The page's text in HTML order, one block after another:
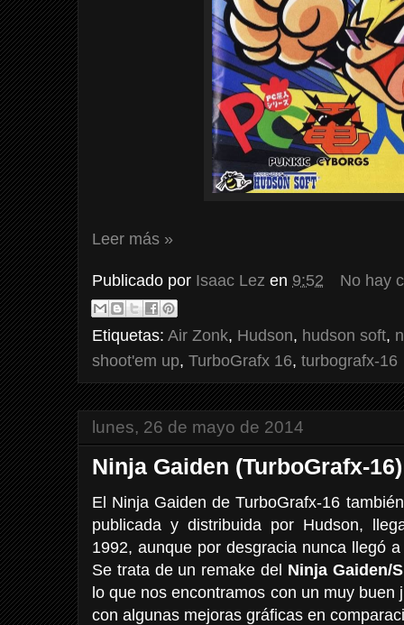
Leer más »
Publicado por Isaac Lez en 9:52 No hay
Etiquetas: Air Zonk, Hudson, hudson soft,
shoot'em up, TurboGrafx 16, turbografx-16
lunes, 26 de mayo de 2014
Ninja Gaiden (TurboGrafx-16)
El Ninja Gaiden de TurboGrafx-16
publicada y distribuida por Hudson,
1992, aunque por desgracia nunca llegó
Se trata de un remake del Ninja Gaiden/
lo que nos encontramos con un muy buen
con algunas mejoras gráficas en